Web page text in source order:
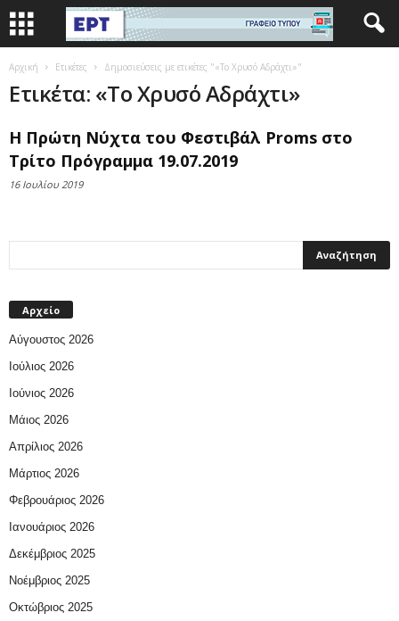
Αρχική Ετικέτες Δημοσιεύσεις με ετικέτες "«Το Χρυσό Αδράχτι»"
Ετικέτα: «Το Χρυσό Αδράχτι»
Η Πρώτη Νύχτα του Φεστιβάλ Proms στο
Τρίτο Πρόγραμμα 19.07.2019
16 Ιουλίου 2019
Αρχείο
Αύγουστος 2026
Ιούλιος 2026
Ιούνιος 2026
Μάιος 2026
Απρίλιος 2026
Μάρτιος 2026
Φεβρουάριος 2026
Ιανουάριος 2026
Δεκέμβριος 2025
Νοέμβριος 2025
Οκτώβριος 2025